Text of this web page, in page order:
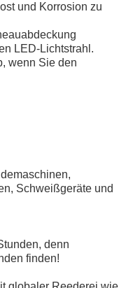
und Korrosion zu
LED-Lichtstrahl.
wenn Sie den
Schweißgeräte und
denn
finden!